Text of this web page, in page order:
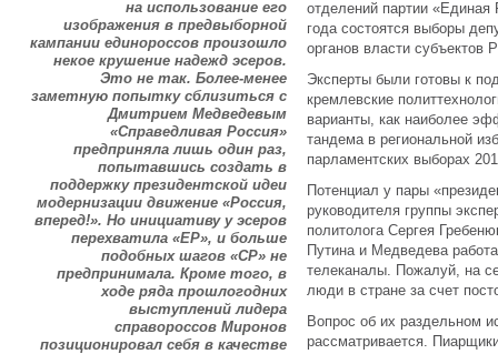
на использование его
изображения в предвыборной
кампании единороссов произошло
некое крушение надежд эсеров.
Это не так. Более-менее
заметную попытку сблизиться с
Дмитрием Медведевым
«Справедливая Россия»
предприняла лишь один раз,
попытавшись создать в
поддержку президентской идеи
модернизации движение «Россия,
вперед!». Но инициативу у эсеров
перехватила «ЕР», и больше
подобных шагов «СР» не
предпринимала. Кроме того, в
ходе ряда прошлогодних
выступлений лидера
справороссов Миронов
позиционировал себя в качестве
отделений партии «Единая
года состоятся выборы
органов власти
Эксперты были готовы к
кремлевские
варианты, как наиболее
тандема в региональной
парламентских выборах
Потенциал у пары
руководителя группы
политолога Сергея
Путина и Медведева
телеканалы. Пожалуй, на
люди в стране за счет
Вопрос об их раздельном
рассматривается.